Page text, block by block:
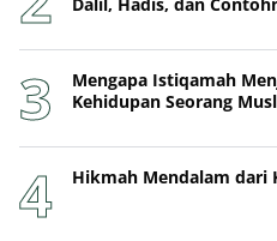
Mengapa Istiqamah
Kehidupan Seorang
Hikmah Mendalam dari